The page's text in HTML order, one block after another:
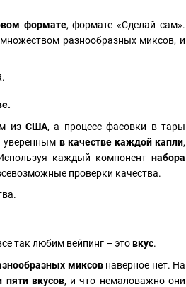
формате, формате «Сделай сам».
разнообразных миксов, и
изСША, а процесс фасовки в тары
уверенным в качестве каждой капли,
каждый компонент набора
проверки качества.
так любим вейпинг – этовкус.
миксовнаверное нет. На
пяти вкусов, и что немаловажно они